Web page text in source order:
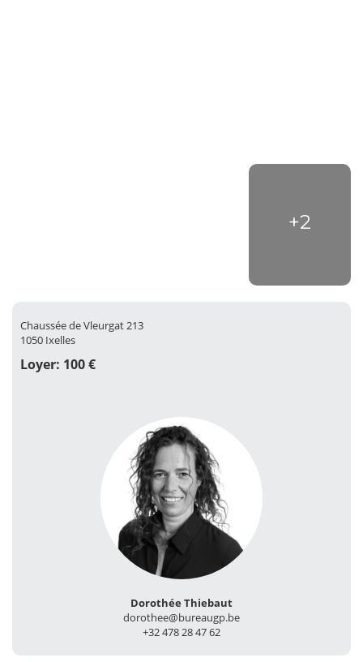
+2
Chaussée de Vleurgat 213
1050 Ixelles
Loyer: 100 €
Dorothée Thiebaut
dorothee@bureaugp.be
+32 478 28 47 62